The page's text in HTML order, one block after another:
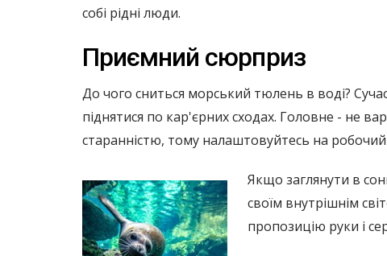
собі рідні люди.
Приємний сюрприз
До чого сниться морський тюлень в воді?
піднятися по кар'єрних сходах. Головне - не
старанністю, тому налаштовуйтесь на
Якщо заглянути в
своїм внутрішнім
пропозицію руки і